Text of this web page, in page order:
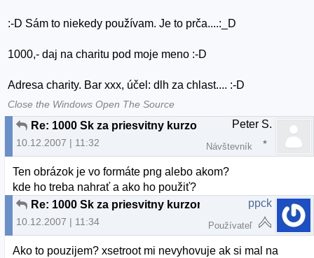
:-D Sám to niekedy používam. Je to prča....:_D
1000,- daj na charitu pod moje meno :-D
Adresa charity. Bar xxx, účel: dlh za chlast.... :-D
Close the Windows Open The Source
Re: 1000 Sk za priesvitny kurzor
10.12.2007 | 11:32
Peter S.
Návštevník
Ten obrázok je vo formáte png alebo akom?
kde ho treba nahrať a ako ho použiť?
Re: 1000 Sk za priesvitny kurzor
10.12.2007 | 11:34
ppck
Používateľ
Ako to pouzijem? xsetroot mi nevyhovuje ak si mal na